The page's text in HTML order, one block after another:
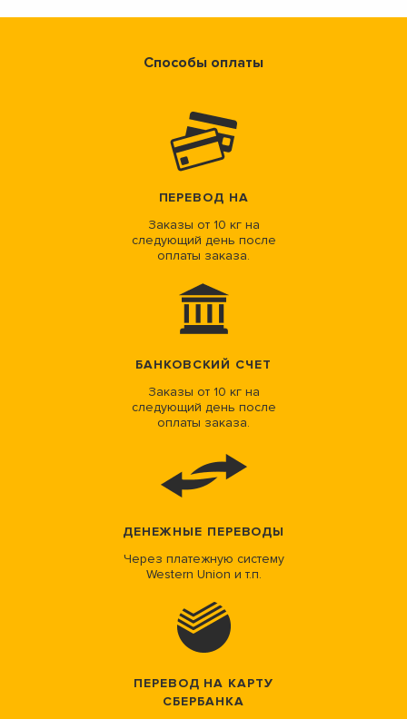
Способы оплаты
ПЕРЕВОД НА
Заказы от 10 кг на
следующий день после
оплаты заказа.
БАНКОВСКИЙ СЧЕТ
Заказы от 10 кг на
следующий день после
оплаты заказа.
ДЕНЕЖНЫЕ ПЕРЕВОДЫ
Через платежную систему
Western Union и т.п.
ПЕРЕВОД НА КАРТУ
СБЕРБАНКА